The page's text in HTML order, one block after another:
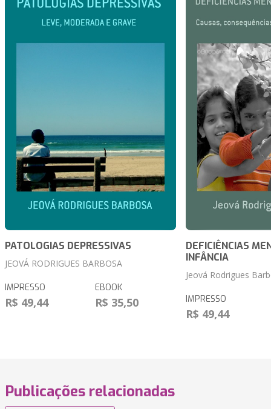
PATOLOGIAS DEPRESSIVAS
JEOVÁ RODRIGUES BARBOSA
IMPRESSO
R$ 49,44
EBOOK
R$ 35,50
DEFICIÊNCIAS
INFÂNCIA
Jeová Rodrigues
IMPRESSO
R$ 49,44
Publicações relacionadas